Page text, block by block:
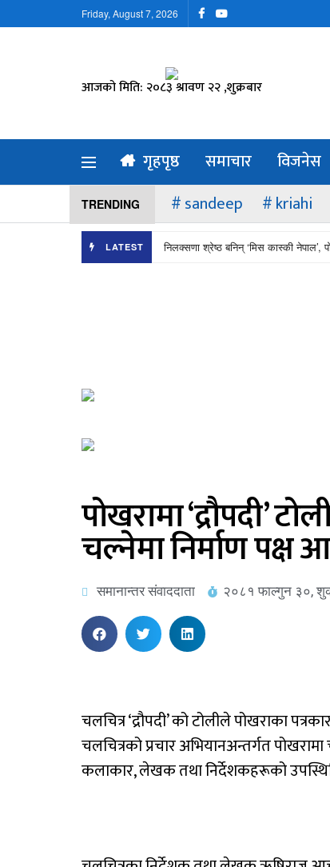
Friday, August 7, 2026
आजको मिति: २०८३ श्रावण २२ ,शुक्रबार
गृहपृष्ठ समाचार विजनेस
TRENDING sandeep kriahi
LATEST निलक्सणा श्रेष्ठ बनिन् ‘मिस कास्की नेपाल’,
पोखरामा ‘द्रौपदी’
चल्नेमा निर्माण पक्ष
समानान्तर संवाददाता २०८१ फाल्गुन ३०,
चलचित्र ‘द्रौपदी’ को टोलीले पोखराका
चलचित्रको प्रचार अभियानअन्तर्गत
कलाकार, लेखक तथा निर्देशकहरूको